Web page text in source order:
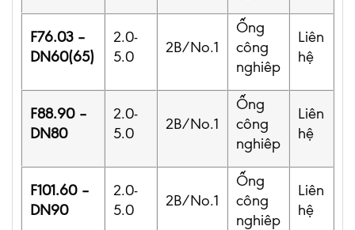
F76.03 –
DN60(65)
2.0-
5.0
2B/No.1
Ống
công
nghiêp
Liên
hệ
F88.90 –
DN80
2.0-
5.0
2B/No.1
Ống
công
nghiêp
Liên
hệ
F101.60 –
DN90
2.0-
5.0
2B/No.1
Ống
công
nghiêp
Liên
hệ